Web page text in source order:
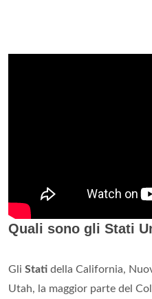
Quali sono gli Stati
Gli Stati della California,
Utah, la maggior parte del